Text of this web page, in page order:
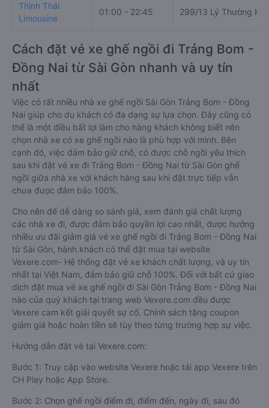
Thịnh Thái
Limousine
01:00 - 22:45 299/13 Lý Thường Kiệt
Cách đặt vé xe ghế ngồi đi Trảng Bom -
Đồng Nai từ Sài Gòn nhanh và uy tín
nhất
Việc có rất nhiều nhà xe ghế ngồi Sài Gòn Trảng Bom - Đồng
Nai giúp cho du khách có đa dạng sự lựa chọn. Đây cũng có
thể là một điều bất lợi làm cho hàng khách không biết nên
chọn nhà xe có xe ghế ngồi nào là phù hợp với mình. Bên
cạnh đó, việc đảm bảo giữ chỗ, có được chỗ ngồi yêu thích
sau khi đặt vé xe đi Trảng Bom - Đồng Nai từ Sài Gòn ghế
ngồi giữa nhà xe với khách hàng sau khi đặt trực tiếp vẫn
chưa được đảm bảo 100%.
Cho nên để dễ dàng so sánh giá, xem đánh giá chất lượng
các nhà xe đi, được đảm bảo quyền lợi cao nhất, được hưởng
nhiều ưu đãi giảm giá vé xe ghế ngồi đi Trảng Bom - Đồng Nai
từ Sài Gòn, hành khách có thể đặt mua tại website
Vexere.com- Hệ thống đặt vé xe khách chất lượng, và uy tín
nhất tại Việt Nam, đảm bảo giữ chỗ 100%. Đối với bất cứ giao
dịch đặt mua vé xe ghế ngồi đi Sài Gòn Trảng Bom - Đồng Nai
nào của quý khách tại trang web Vexere.com đều được
Vexere cam kết giải quyết sự cố. Chính sách tặng coupon
giảm giá hoặc hoàn tiền sẽ tùy theo từng trường hợp sự việc.
Hướng dẫn đặt vé tại Vexere.com:
Bước 1: Truy cập vào website Vexere hoặc tải app Vexere trên
CH Play hoặc App Store.
Bước 2: Chọn ghế ngồi điểm đi, điểm đến, ngày đi, sau đó